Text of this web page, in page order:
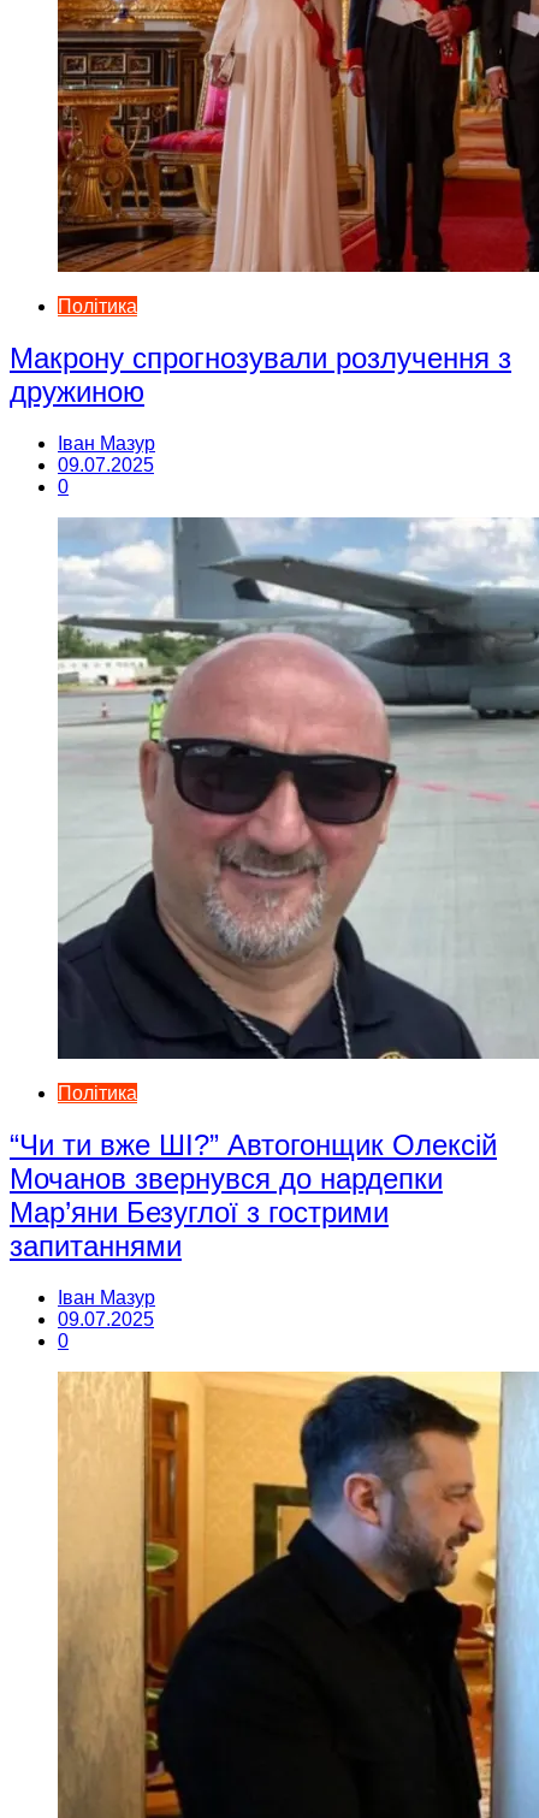
Політика
Макрону спрогнозували розлучення з
дружиною
Іван Мазур
09.07.2025
0
Політика
“Чи ти вже ШІ?” Автогонщик Олексій
Мочанов звернувся до нардепки
Мар’яни Безуглої з гострими
запитаннями
Іван Мазур
09.07.2025
0